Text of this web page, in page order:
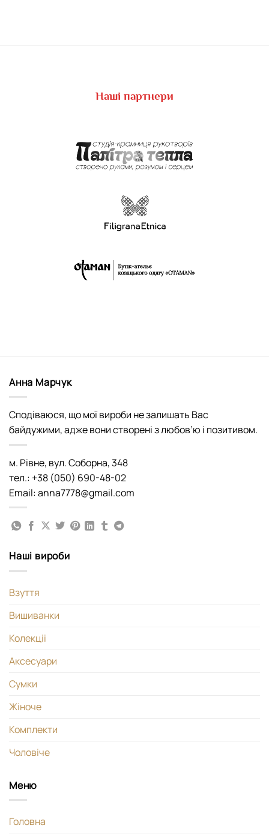
Наші партнери
Анна Марчук
Сподіваюся, що мої вироби не залишать Вас
байдужими, адже вони створені з любов’ю і позитивом.
м. Рівне, вул. Соборна, 348
тел.: +38 (050) 690-48-02
Email: anna7778@gmail.com
Наші вироби
Взуття
Вишиванки
Колекціі
Аксесуари
Сумки
Жіноче
Комплекти
Чоловіче
Меню
Головна